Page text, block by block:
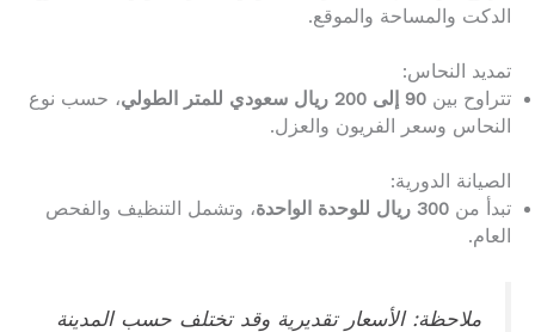
الدكت والمساحة والموقع.
تمديد النحاس:
تتراوح بين 90 إلى 200 ريال سعودي للمتر الطولي
، حسب نوع
النحاس وسعر الفريون والعزل.
الصيانة الدورية:
تبدأ من 300 ريال للوحدة الواحدة
، وتشمل التنظيف والفحص
العام.
ملاحظة: الأسعار تقديرية وقد تختلف حسب المدينة